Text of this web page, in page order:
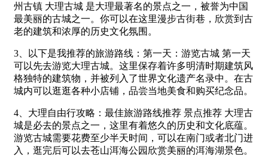
州古镇 大理古城 是大理最著名的景点之一，被誉为中国
最美丽的古城之一。你可以在这里漫步古街巷，欣赏到古
老的建筑和浓厚的历史文化氛围。
3、以下是我推荐的旅游路线：第一天：游览古城 第一天
可以先去游览大理古城。这里保存着许多明清时期建筑风
格独特的建筑物，并被列入了世界文化遗产名录中。在古
城内可以逛逛各种小店铺，品尝当地美食和购买纪念品。
4、大理自由行攻略：最佳旅游路线推荐 景点推荐 大理古
城是必去的景点之一，这里有着悠久的历史和文化底蕴。
游览古城需要花费至少半天时间，可以在南门或者北门进
入，逛完后可以去苍山洱海公园欣赏美丽的洱海湖景色。